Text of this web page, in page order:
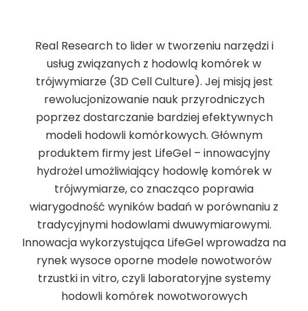
Real Research to lider w tworzeniu narzędzi i
usług związanych z hodowlą komórek w
trójwymiarze (3D Cell Culture). Jej misją jest
rewolucjonizowanie nauk przyrodniczych
poprzez dostarczanie bardziej efektywnych
modeli hodowli komórkowych. Głównym
produktem firmy jest LifeGel – innowacyjny
hydrożel umożliwiający hodowlę komórek w
trójwymiarze, co znacząco poprawia
wiarygodność wyników badań w porównaniu z
tradycyjnymi hodowlami dwuwymiarowymi.
Innowacja wykorzystująca LifeGel wprowadza na
rynek wysoce oporne modele nowotworów
trzustki in vitro, czyli laboratoryjne systemy
hodowli komórek nowotworowych